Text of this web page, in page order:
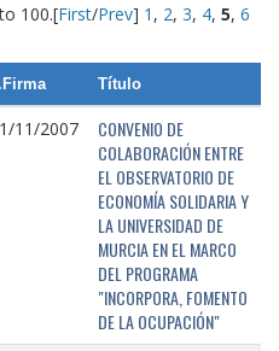
100.[First/Prev] 1 , 2, 3, 4, 5, 6
Título
11/2007
CONVENIO DE
COLABORACIÓN ENTRE
EL OBSERVATORIO DE
ECONOMÍA SOLIDARIA Y
LA UNIVERSIDAD DE
MURCIA EN EL MARCO
DEL PROGRAMA
"INCORPORA, FOMENTO
DE LA OCUPACIÓN"